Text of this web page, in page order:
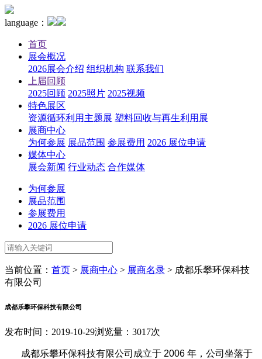
language：
首页
展会概况
2026展会介绍 组织机构 联系我们
上届回顾
2025回顾 2025照片 2025视频
特色展区
资源循环利用主题展 塑料回收与再生利用展
展商中心
为何参展 展品范围 参展费用 2026 展位申请
媒体中心
展会新闻 行业动态 合作媒体
为何参展
展品范围
参展费用
2026 展位申请
当前位置： 首页 > 展商中心 > 展商名录 > 成都乐攀环保科技
有限公司
成都乐攀环保科技有限公司
发布时间：2019-10-29浏览量：3017次
成都乐攀环保科技有限公司成立于 2006 年，公司坐落于